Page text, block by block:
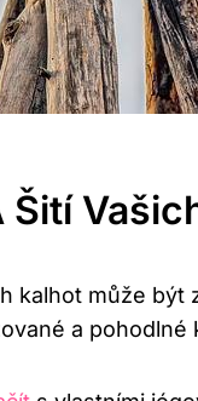
Šití
kalhot může být
a